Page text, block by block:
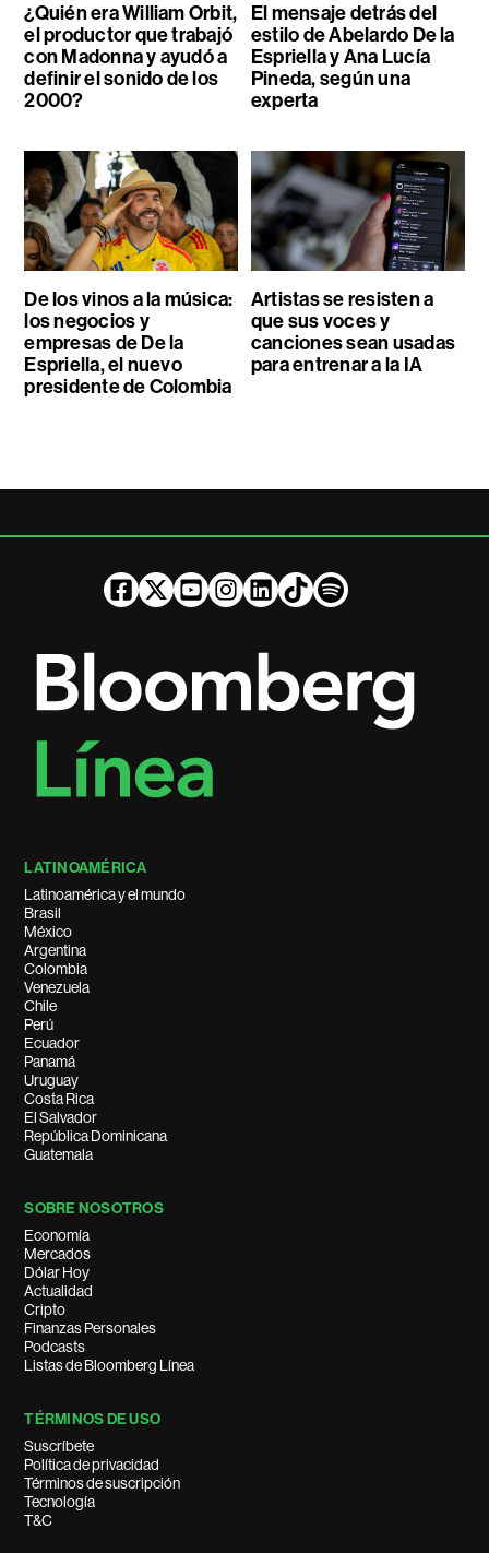
¿Quién era William Orbit,
el productor que trabajó
con Madonna y ayudó a
definir el sonido de los
2000?
El mensaje detrás del
estilo de Abelardo De la
Espriella y Ana Lucía
Pineda, según una
experta
De los vinos a la música:
los negocios y
empresas de De la
Espriella, el nuevo
presidente de Colombia
Artistas se resisten a
que sus voces y
canciones sean usadas
para entrenar a la IA
LATINOAMÉRICA
Latinoamérica y el mundo
Brasil
México
Argentina
Colombia
Venezuela
Chile
Perú
Ecuador
Panamá
Uruguay
Costa Rica
El Salvador
República Dominicana
Guatemala
SOBRE NOSOTROS
Economía
Mercados
Dólar Hoy
Actualidad
Cripto
Finanzas Personales
Podcasts
Listas de Bloomberg Línea
TÉRMINOS DE USO
Suscríbete
Política de privacidad
Términos de suscripción
Tecnología
T&C